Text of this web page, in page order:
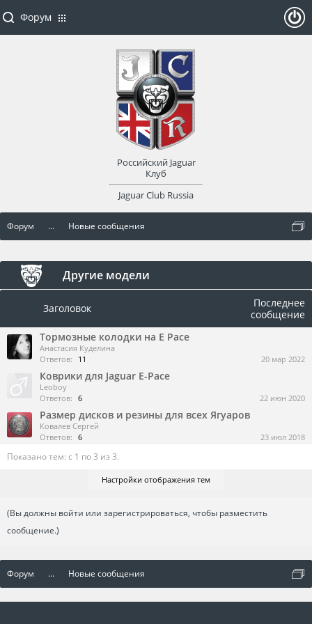
Форум ... Новые сообщения
Другие модели
Заголовок
Последнее
сообщение
Тормозные колодки на E Pace
Анастасия Куделина
Ответов:
11 20 мар 2022
Коврики для Jaguar E-Pace
Leoboy
Ответов: 6 22 июн 2020
Размер дисков и резины для всех Ягуаров
Ковалев Сергей
Ответов: 6 23 июл 2018
Показано тем: с 1 по 3 из 3.
Настройки отображения тем
(Вы должны войти или зарегистрироваться, чтобы разместить
сообщение.)
Форум ... Новые сообщения
Форум
Российский Jaguar
Клуб
Jaguar Club Russia
оват